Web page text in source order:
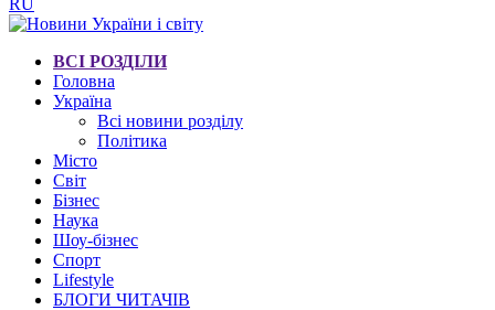
RU
ВСІ РОЗДІЛИ
Головна
Україна
Всі новини розділу
Політика
Місто
Світ
Бізнес
Наука
Шоу-бізнес
Спорт
Lifestyle
БЛОГИ ЧИТАЧІВ